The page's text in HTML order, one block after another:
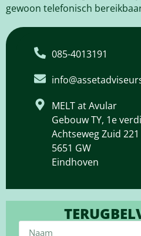
gewoon telefonisch
085-4013191
MELT at Avular
Gebouw TY, 1e
Achtseweg Zuid 221
5651 GW
Eindhoven